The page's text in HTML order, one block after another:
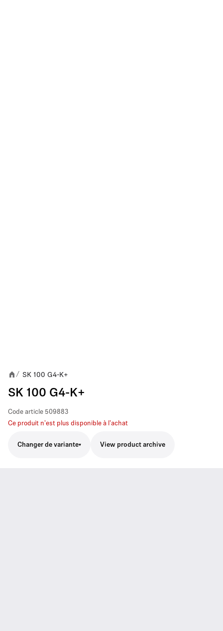
/ SK 100 G4-K+
SK 100 G4-K+
Code article 509883
Ce produit n'est plus disponible à l'achat
Changer de variante View product archive